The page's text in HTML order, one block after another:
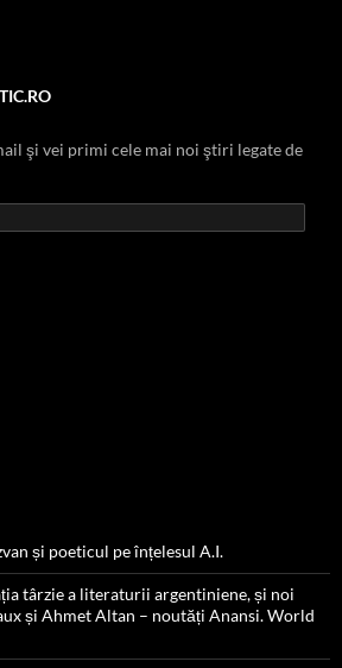
şi vei primi cele mai noi ştiri legate de
și poeticul pe înțelesul A.I.
târzie a literaturii argentiniene, și noi
și Ahmet Altan – noutăți Anansi. World